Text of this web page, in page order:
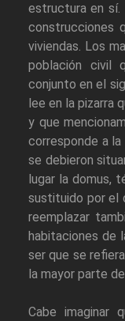
estructura en sí.
construcciones
viviendas. Los
población civil
conjunto en el
lee en la pizarra
y que
corresponde a
se debieron
lugar la domus,
sustituido por el
reemplazar
habitaciones de
ser que se
la mayor parte
Cabe imaginar